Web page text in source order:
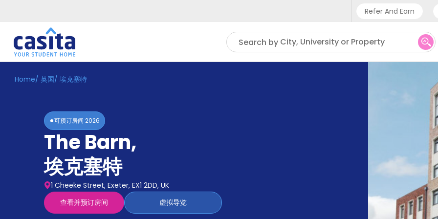
Refer And Earn
Phone
UK -
US -
Search by City, University or Property
Home ZH
Accommodation
Home/ 英国/ 埃克塞特
可预订房间 2026
The Barn,
埃克塞特
1 Cheeke Street, Exeter, EX1 2DD, UK
查看并预订房间
虚拟导览